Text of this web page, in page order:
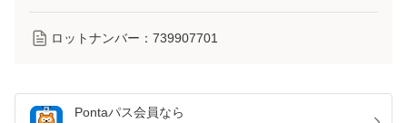
ロットナンバー： 739907701
Pontaパス会員なら